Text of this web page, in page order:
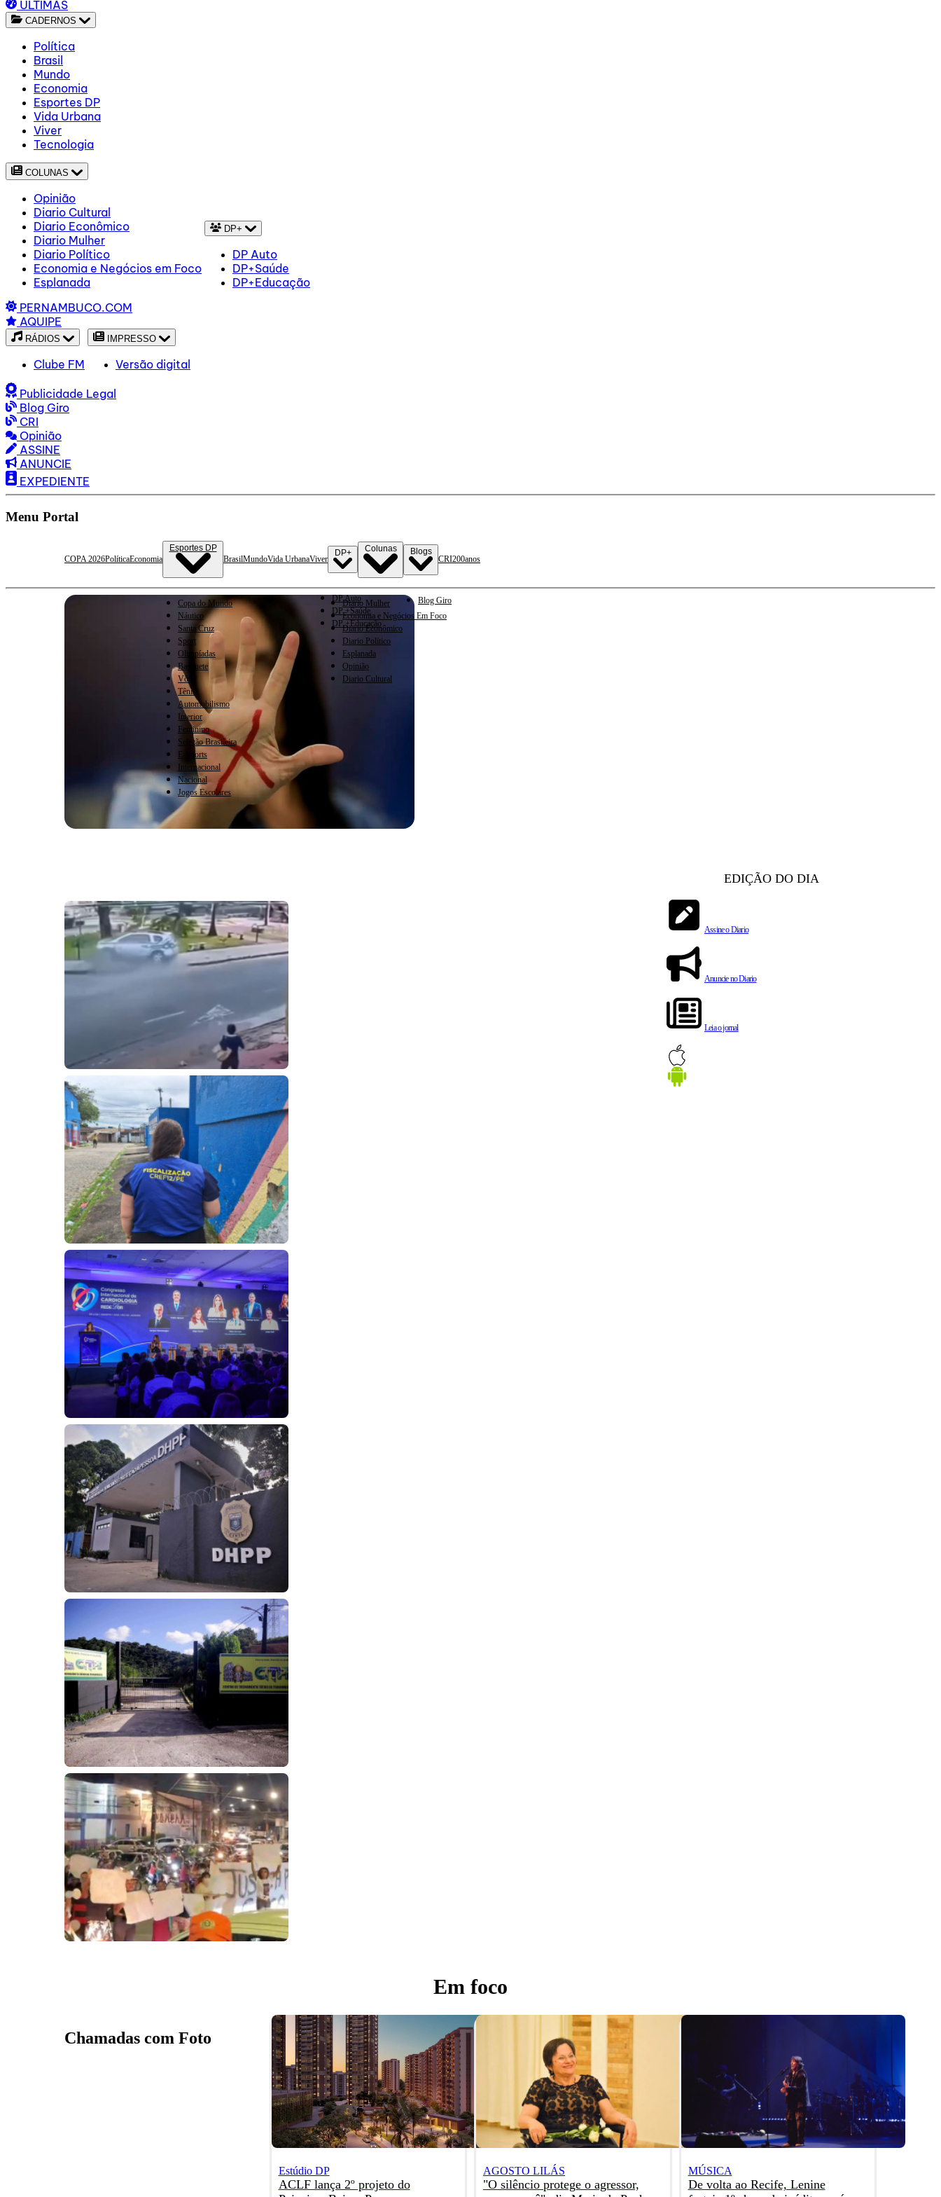
ÚLTIMAS
CADERNOS
Política
Brasil
Mundo
Economia
Esportes DP
Vida Urbana
Viver
Tecnologia
COLUNAS
Opinião
Diario Cultural
Diario Econômico
Diario Mulher
Diario Político
Economia e Negócios em Foco
Esplanada
DP+
DP Auto
DP+Saúde
DP+Educação
PERNAMBUCO.COM
AQUIPE
RÁDIOS
Clube FM
IMPRESSO
Versão digital
Publicidade Legal
Blog Giro
CRI
Opinião
ASSINE
ANUNCIE
EXPEDIENTE
Menu Portal
COPA 2026PolíticaEconomia
Esportes DP
Copa do Mundo
Náutico
Santa Cruz
Sport
Olimpíadas
Basquete
Vôlei
Tênis
Automobilismo
Interior
Feminino
Seleção Brasileira
E-Sports
Internacional
Nacional
Jogos Escolares
BrasilMundoVida UrbanaViver
DP+
DP Auto
DP +Saúde
DP +Educação
Colunas
Diario Mulher
Economia e Negócios Em Foco
Diario Econômico
Diario Político
Esplanada
Opinião
Diario Cultural
Blogs
Blog Giro
CRI200anos
EDIÇÃO DO DIA
Assine o Diario
Anuncie no Diario
Leia o jornal
Em foco
Chamadas com Foto
Estúdio DP
ACLF lança 2º projeto do
AGOSTO LILÁS
"O silêncio protege o agressor,
MÚSICA
De volta ao Recife, Lenine